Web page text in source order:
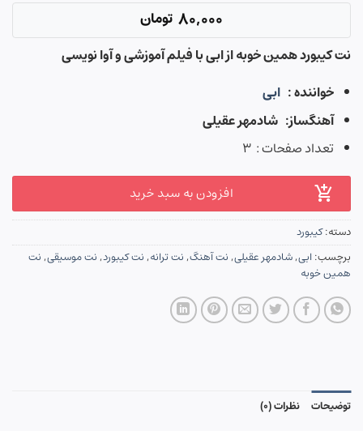
80,000 تومان
نت کیبورد همین خوبه از ابی با فیلم آموزشی و آوا نویسی
خواننده : ابی
آهنگساز: شادمهر عقیلی
تعداد صفحات : ۳
افزودن به سبد خرید
دسته:کیبورد
برچسب: ابی,شادمهر عقیلی,نت آهنگ,نت ترانه,نت کیبورد,نت موسیقی,نت
همین خوبه
توضیحات نظرات (0)